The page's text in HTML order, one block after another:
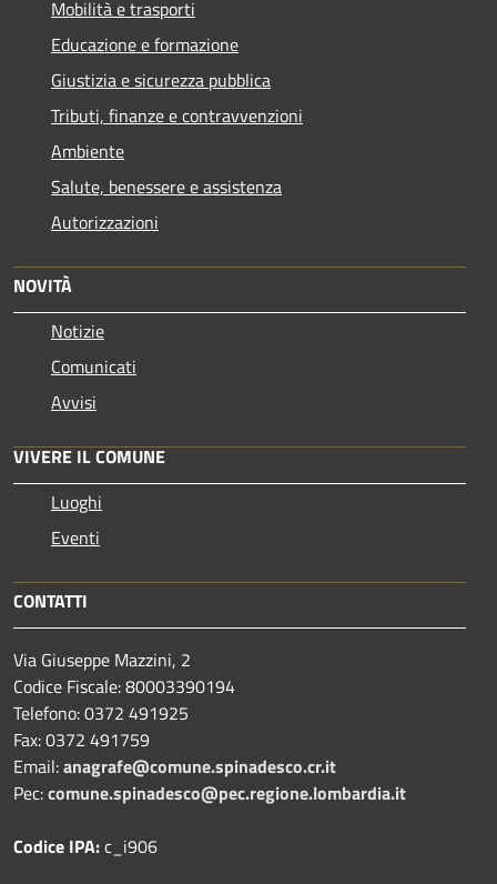
Mobilità e trasporti
Educazione e formazione
Giustizia e sicurezza pubblica
Tributi, finanze e contravvenzioni
Ambiente
Salute, benessere e assistenza
Autorizzazioni
NOVITÀ
Notizie
Comunicati
Avvisi
VIVERE IL COMUNE
Luoghi
Eventi
CONTATTI
Via Giuseppe Mazzini, 2
Codice Fiscale: 80003390194
Telefono:0372 491925
Fax:0372 491759
Email:anagrafe@comune.spinadesco.cr.it
Pec:comune.spinadesco@pec.regione.lombardia.it
Codice IPA:c_i906